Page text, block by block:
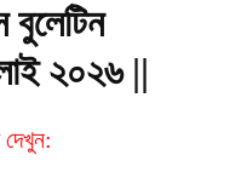
২০২৬ ||